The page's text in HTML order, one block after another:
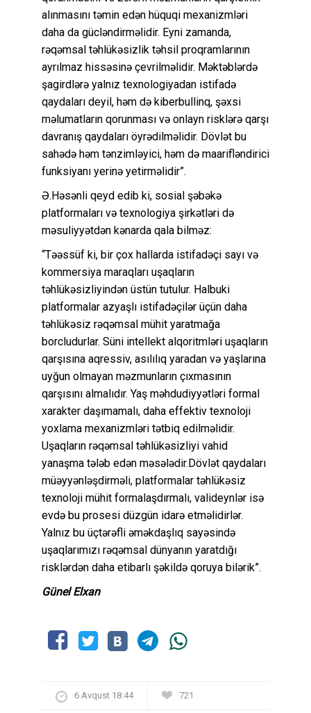
alınmasını təmin edən hüquqi mexanizmləri
daha da gücləndirməlidir. Eyni zamanda,
rəqəmsal təhlükəsizlik təhsil proqramlarının
ayrılmaz hissəsinə çevrilməlidir. Məktəblərdə
şagirdlərə yalnız texnologiyadan istifadə
qaydaları deyil, həm də kiberbullinq, şəxsi
məlumatların qorunması və onlayn risklərə qarşı
davranış qaydaları öyrədilməlidir. Dövlət bu
sahədə həm tənzimləyici, həm də maarifləndirici
funksiyanı yerinə yetirməlidir”.
Ə.Həsənli qeyd edib ki, sosial şəbəkə
platformaları və texnologiya şirkətləri də
məsuliyyətdən kənarda qala bilməz:
“Təəssüf ki, bir çox hallarda istifadəçi sayı və
kommersiya maraqları uşaqların
təhlükəsizliyindən üstün tutulur. Halbuki
platformalar azyaşlı istifadəçilər üçün daha
təhlükəsiz rəqəmsal mühit yaratmağa
borcludurlar. Süni intellekt alqoritmləri uşaqların
qarşısına aqressiv, asılılıq yaradan və yaşlarına
uyğun olmayan məzmunların çıxmasının
qarşısını almalıdır. Yaş məhdudiyyətləri formal
xarakter daşımamalı, daha effektiv texnoloji
yoxlama mexanizmləri tətbiq edilməlidir.
Uşaqların rəqəmsal təhlükəsizliyi vahid
yanaşma tələb edən məsələdir.Dövlət qaydaları
müəyyənləşdirməli, platformalar təhlükəsiz
texnoloji mühit formalaşdırmalı, valideynlər isə
evdə bu prosesi düzgün idarə etməlidirlər.
Yalnız bu üçtərəfli əməkdaşlıq sayəsində
uşaqlarımızı rəqəmsal dünyanın yaratdığı
risklərdən daha etibarlı şəkildə qoruya bilərik”.
Günel Elxan
6 Avqust 18:44 721